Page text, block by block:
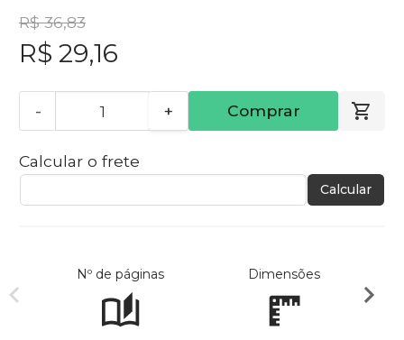
R$ 36,83
R$ 29,16
- + Comprar
Calcular o frete
Calcular
Nº de páginas Dimensões